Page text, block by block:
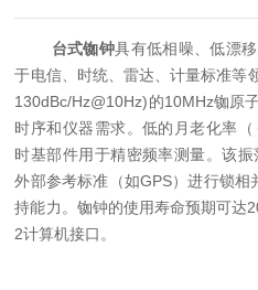
台式铷钟具有低相噪、低漂
于电信、时统、雷达、计量标准等
130dBc/Hz@10Hz)的10MHz铷原
时序和仪器需求。低的月老化率
时基部件用于精密频率测量。该
外部参考标准（如GPS）进行锁
持能力。铷钟的使用寿命预期可达
2计算机接口。